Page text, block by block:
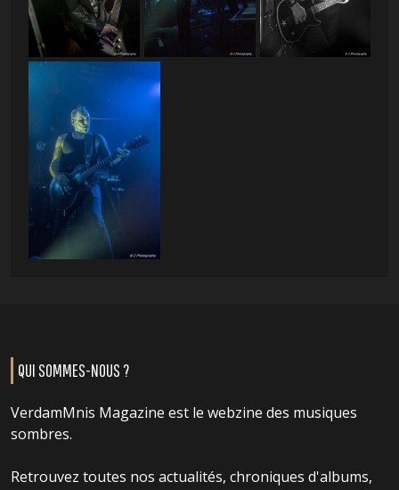
QUI SOMMES-NOUS ?
VerdamMnis Magazine est le webzine des musiques
sombres.
Retrouvez toutes nos actualités, chroniques d'albums,